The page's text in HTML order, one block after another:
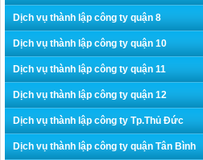
Dịch vụ thành lập công ty quận 8
Dịch vụ thành lập công ty quận 10
Dịch vụ thành lập công ty quận 11
Dịch vụ thành lập công ty quận 12
Dịch vụ thành lập công ty Tp.Thủ Đức
Dịch vụ thành lập công ty quận Tân Bình